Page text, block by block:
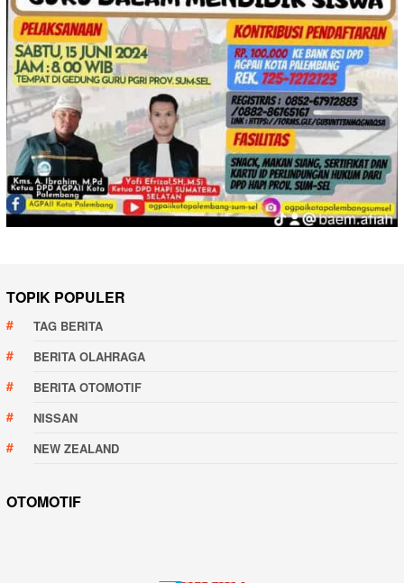
TOPIK POPULER
TAG BERITA
BERITA OLAHRAGA
BERITA OTOMOTIF
NISSAN
NEW ZEALAND
OTOMOTIF